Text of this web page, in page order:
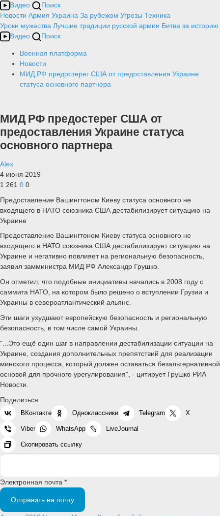
Видео
Поиск
Новости Армия Украина За рубежом Угрозы Техника
Уроки мужества Лучшие традиции русской армии Битва за историю
Видео
Поиск
Военная платформа
Новости
МИД РФ предостерег США от предоставления Украине
статуса основного партнера
МИД РФ предостерег США от
предоставления Украине статуса
основного партнера
Alex
4 июня 2019
1 261 0 0
Предоставление Вашингтоном Киеву статуса основного не
входящего в НАТО союзника США дестабилизирует ситуацию на
Украине
Предоставление Вашингтоном Киеву статуса основного не
входящего в НАТО союзника США дестабилизирует ситуацию на
Украине и негативно повлияет на региональную безопасность,
заявил замминистра МИД РФ Александр Грушко.
Он отметил, что подобные инициативы начались в 2008 году с
саммита НАТО, на котором было решено о вступлении Грузии и
Украины в североатлантический альянс.
Эти шаги ухудшают европейскую безопасность и региональную
безопасность, в том числе самой Украины.
"...Это ещё один шаг в направлении дестабилизации ситуации на
Украине, создания дополнительных препятствий для реализации
минского процесса, который должен оставаться безальтернативной
основой для прочного урегулирования", - цитирует Грушко РИА
Новости.
Поделиться
ВКонтакте Одноклассники Telegram X
Viber WhatsApp LiveJournal
Скопировать ссылку
Электронная почта *
Отправить на почту